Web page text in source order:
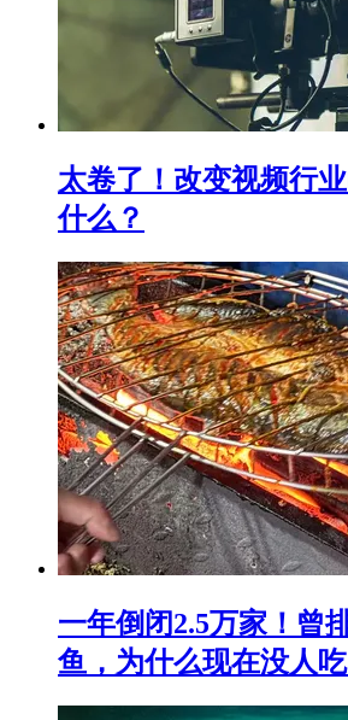
太卷了！改变视频行
什么？
一年倒闭2.5万家！曾
鱼，为什么现在没人